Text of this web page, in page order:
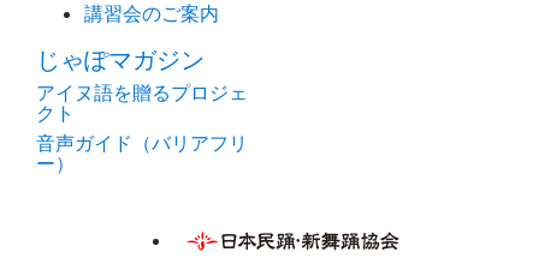
講習会のご案内
じゃぽマガジン
アイヌ語を贈るプロジェ
クト
音声ガイド（バリアフリ
ー）